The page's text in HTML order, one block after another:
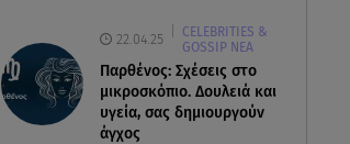
δημιούργημα του ανθρώπου»
22.04.25
CELEBRITIES &
GOSSIP ΝΕΑ
Παρθένος: Σχέσεις στο
μικροσκόπιο. Δουλειά και
υγεία, σας δημιουργούν
άγχος